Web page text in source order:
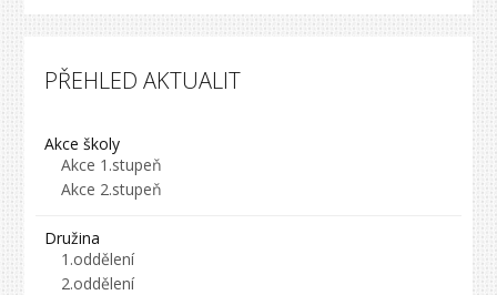
PŘEHLED AKTUALIT
Akce školy
Akce 1.stupeň
Akce 2.stupeň
Družina
1.oddělení
2.oddělení